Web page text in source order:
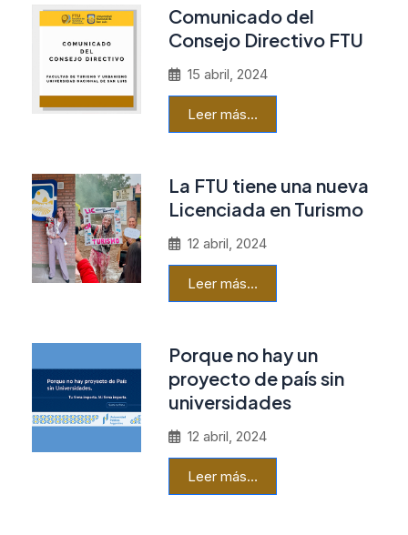
Comunicado del
Consejo Directivo FTU
15 abril, 2024
Leer más…
La FTU tiene una nueva
Licenciada en Turismo
12 abril, 2024
Leer más…
Porque no hay un
proyecto de país sin
universidades
12 abril, 2024
Leer más…